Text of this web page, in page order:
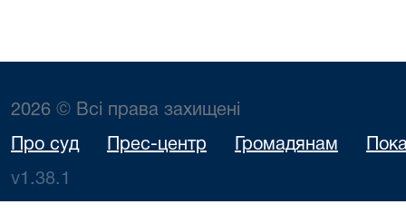
2026 © Всі права захищені
Про суд Прес-центр Громадянам
v1.38.1